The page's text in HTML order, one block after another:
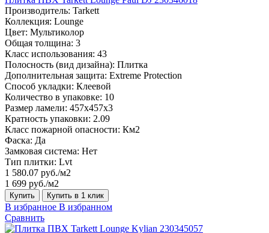
Производитель: Tarkett
Коллекция: Lounge
Цвет: Мультиколор
Общая толщина: 3
Класс использования: 43
Полосность (вид дизайна): Плитка
Дополнительная защита: Extreme Protection
Способ укладки: Клеевой
Количество в упаковке: 10
Размер ламели: 457x457x3
Кратность упаковки: 2.09
Класс пожарной опасности: Км2
Фаска: Да
Замковая система: Нет
Тип плитки: Lvt
1 580.07 руб./м2
1 699 руб./м2
Купить Купить в 1 клик
В избранное В избранном
Сравнить